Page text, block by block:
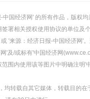
国经济网' 的所有作品，版权
署相关授权使用协议的单位
'来源：经济日报-中国经济网'
'及/或标有'中国经济网
围内使用该等图片中明确注
转载自其它媒体，转载目的